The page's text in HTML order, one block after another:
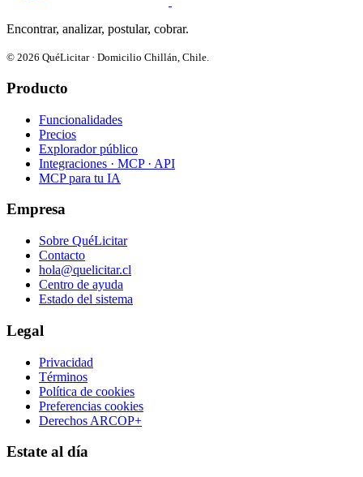
Encontrar, analizar, postular, cobrar.
© 2026 QuéLicitar · Domicilio Chillán, Chile.
Producto
Funcionalidades
Precios
Explorador público
Integraciones · MCP · API
MCP para tu IA
Empresa
Sobre QuéLicitar
Contacto
hola@quelicitar.cl
Centro de ayuda
Estado del sistema
Legal
Privacidad
Términos
Política de cookies
Preferencias cookies
Derechos ARCOP+
Estate al día